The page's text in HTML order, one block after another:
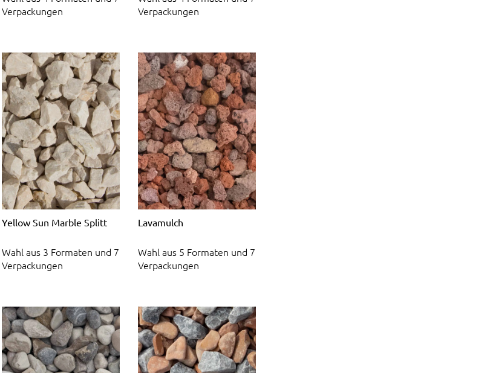
Verpackungen
Verpackungen
Yellow Sun Marble Splitt
Wahl aus 3 Formaten und 7
Verpackungen
Lavamulch
Wahl aus 5 Formaten und 7
Verpackungen